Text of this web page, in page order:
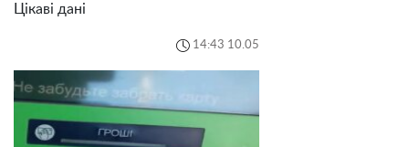
Цікаві дані
14:43 10.05